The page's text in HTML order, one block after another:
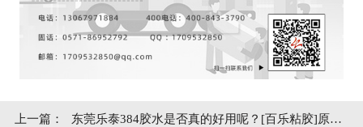
上一篇： 东莞乐泰384胶水是否真的好用呢？[百乐粘胶]原厂